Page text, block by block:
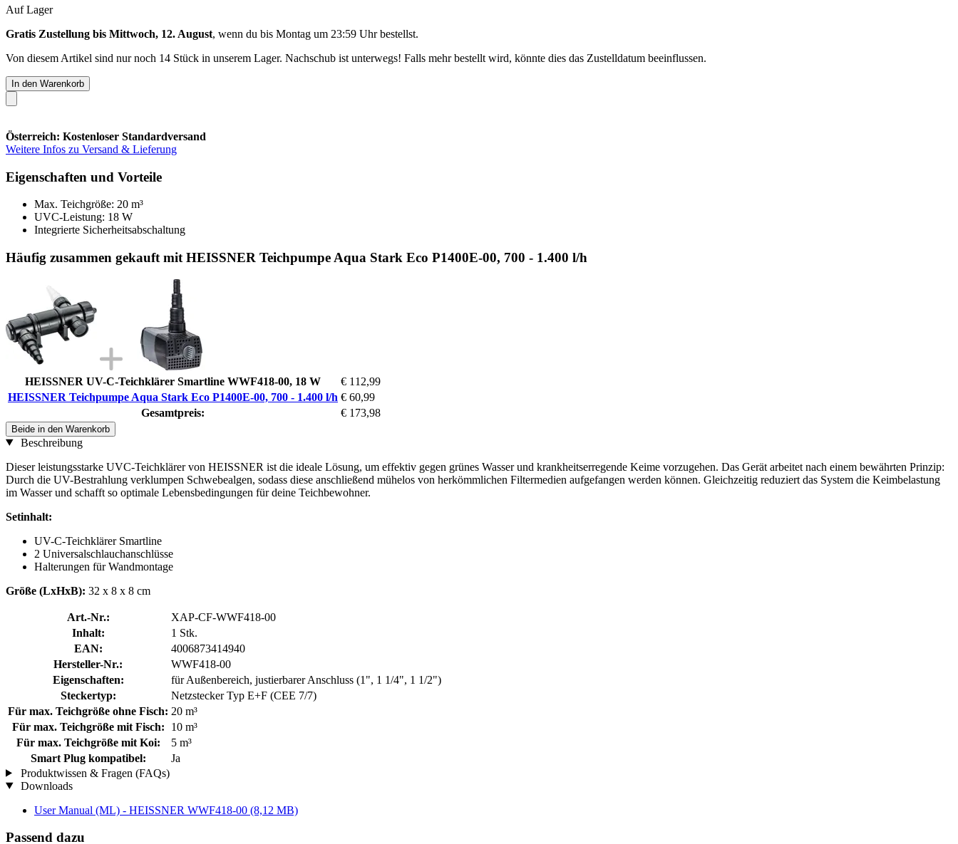
Auf Lager
Gratis Zustellung bis Mittwoch, 12. August, wenn du bis Montag um 23:59 Uhrbestellst.
Von diesem Artikel sind nur noch 14 Stück in unserem Lager. Nachschub ist unterwegs! Falls mehr bestellt wird, könnte dies das Zustelldatum beeinflussen.
In den Warenkorb
Österreich: Kostenloser Standardversand
Weitere Infos zu Versand & Lieferung
Eigenschaften und Vorteile
Max. Teichgröße: 20 m³
UVC-Leistung: 18 W
Integrierte Sicherheitsabschaltung
Häufig zusammen gekauft mit HEISSNER Teichpumpe Aqua Stark Eco P1400E-00, 700 - 1.400 l/h
HEISSNER UV-C-Teichklärer Smartline WWF418-00, 18 W
€ 112,99
HEISSNER Teichpumpe Aqua Stark Eco P1400E-00, 700 - 1.400 l/h € 60,99
Gesamtpreis:
€ 173,98
Beide in den Warenkorb
Beschreibung
Dieser leistungsstarke UVC-Teichklärer von HEISSNER ist die ideale Lösung, um effektiv gegen grünes Wasser und krankheitserregende Keime vorzugehen. Das Gerät arbeitet nach einem bewährten Prinzip:
Durch die UV-Bestrahlung verklumpen Schwebealgen, sodass diese anschließend mühelos von herkömmlichen Filtermedien aufgefangen werden können. Gleichzeitig reduziert das System die Keimbelastung
im Wasser und schafft so optimale Lebensbedingungen für deine Teichbewohner.
Setinhalt:
UV-C-Teichklärer Smartline
2 Universalschlauchanschlüsse
Halterungen für Wandmontage
Größe (LxHxB): 32 x 8 x 8 cm
Art.-Nr.:
XAP-CF-WWF418-00
Inhalt:
1 Stk.
EAN:
4006873414940
Hersteller-Nr.:
WWF418-00
Eigenschaften:
für Außenbereich, justierbarer Anschluss (1", 1 1/4", 1 1/2")
Steckertyp:
Netzstecker Typ E+F (CEE 7/7)
Für max. Teichgröße ohne Fisch: 20 m³
Für max. Teichgröße mit Fisch:
10 m³
Für max. Teichgröße mit Koi:
5 m³
Smart Plug kompatibel:
Ja
Produktwissen & Fragen (FAQs)
Downloads
User Manual (ML) - HEISSNER WWF418-00 (8,12 MB)
Passend dazu